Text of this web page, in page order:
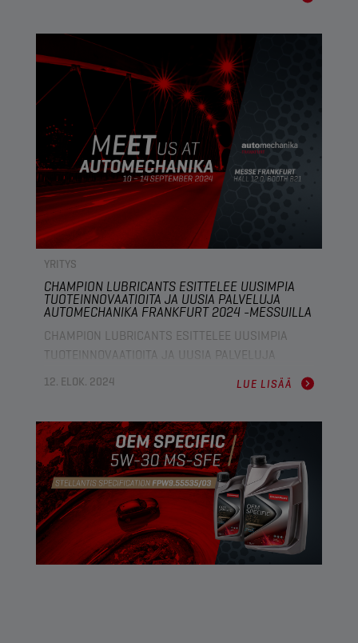
jäätymisenestonesteitä, jotka ovat Euroopan
unionin uusimman lainsäädännön mukaisia.
Valikoima sisältää huipputeknisiä koostumuksia,
jotka soveltuvat henkilöautojen, raskaiden
ajoneuvojen ja moottoripyörien moottoreihin.
YRITYS
CHAMPION LUBRICANTS ESITTELEE UUSIMPIA
TUOTEINNOVAATIOITA JA UUSIA PALVELUJA
AUTOMECHANIKA FRANKFURT 2024 -MESSUILLA
CHAMPION LUBRICANTS ESITTELEE UUSIMPIA
TUOTEINNOVAATIOITA JA UUSIA PALVELUJA
AUTOMECHANIKA FRANKFURT 2024 -MESSUILLA
12. ELOK. 2024 LUE LISÄÄ